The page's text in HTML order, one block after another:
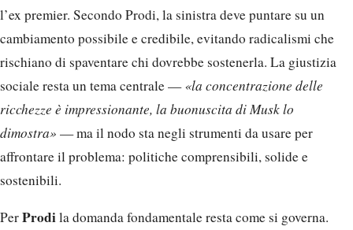
l’ex premier. Secondo Prodi, la sinistra deve puntare su un
cambiamento possibile e credibile, evitando radicalismi che
rischiano di spaventare chi dovrebbe sostenerla. La giustizia
sociale resta un tema centrale —«la concentrazione delle
ricchezze è impressionante, la buonuscita di Musk lo
dimostra» — ma il nodo sta negli strumenti da usare per
affrontare il problema: politiche comprensibili, solide e
sostenibili.
PerProdila domanda fondamentale resta come si governa.